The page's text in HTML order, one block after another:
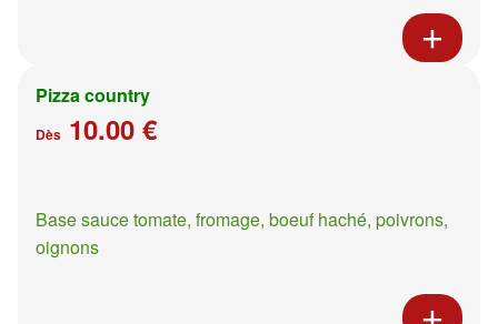
Pizza country
Dès 10.00 €
Base sauce tomate, fromage, boeuf haché, poivrons,
oignons